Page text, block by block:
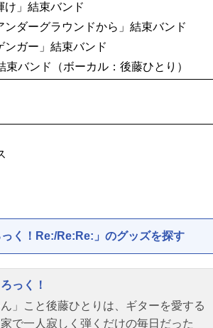
け」結束バンド
ダーグラウンドから」結束バンド
ンガー」結束バンド
バンド（ボーカル：後藤ひとり）
っく！Re:/Re:Re:」のグッズを探す
っく！
ん」こと後藤ひとりは、ギターを愛する
で一人寂しく弾くだけの毎日だった